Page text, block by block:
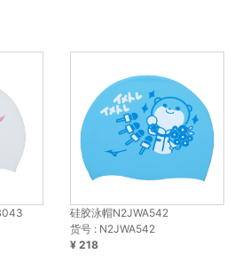
硅胶泳帽N2JWA542
货号 : N2JWA542
¥ 218